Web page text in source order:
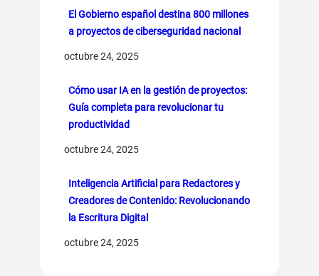
El Gobierno español destina 800 millones
a proyectos de ciberseguridad nacional
octubre 24, 2025
Cómo usar IA en la gestión de proyectos:
Guía completa para revolucionar tu
productividad
octubre 24, 2025
Inteligencia Artificial para Redactores y
Creadores de Contenido: Revolucionando
la Escritura Digital
octubre 24, 2025